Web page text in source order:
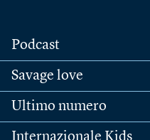
Podcast
Savage love
Ultimo numero
Internazionale Kids